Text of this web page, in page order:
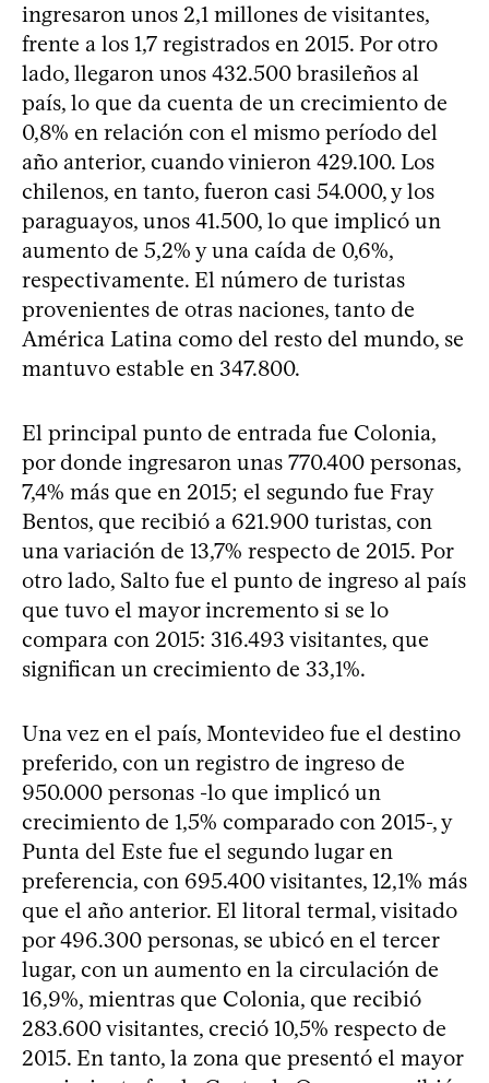
ingresaron unos 2,1 millones de visitantes,
frente a los 1,7 registrados en 2015. Por otro
lado, llegaron unos 432.500 brasileños al
país, lo que da cuenta de un crecimiento de
0,8% en relación con el mismo período del
año anterior, cuando vinieron 429.100. Los
chilenos, en tanto, fueron casi 54.000, y los
paraguayos, unos 41.500, lo que implicó un
aumento de 5,2% y una caída de 0,6%,
respectivamente. El número de turistas
provenientes de otras naciones, tanto de
América Latina como del resto del mundo, se
mantuvo estable en 347.800.
El principal punto de entrada fue Colonia,
por donde ingresaron unas 770.400 personas,
7,4% más que en 2015; el segundo fue Fray
Bentos, que recibió a 621.900 turistas, con
una variación de 13,7% respecto de 2015. Por
otro lado, Salto fue el punto de ingreso al país
que tuvo el mayor incremento si se lo
compara con 2015: 316.493 visitantes, que
significan un crecimiento de 33,1%.
Una vez en el país, Montevideo fue el destino
preferido, con un registro de ingreso de
950.000 personas -lo que implicó un
crecimiento de 1,5% comparado con 2015-, y
Punta del Este fue el segundo lugar en
preferencia, con 695.400 visitantes, 12,1% más
que el año anterior. El litoral termal, visitado
por 496.300 personas, se ubicó en el tercer
lugar, con un aumento en la circulación de
16,9%, mientras que Colonia, que recibió
283.600 visitantes, creció 10,5% respecto de
2015. En tanto, la zona que presentó el mayor